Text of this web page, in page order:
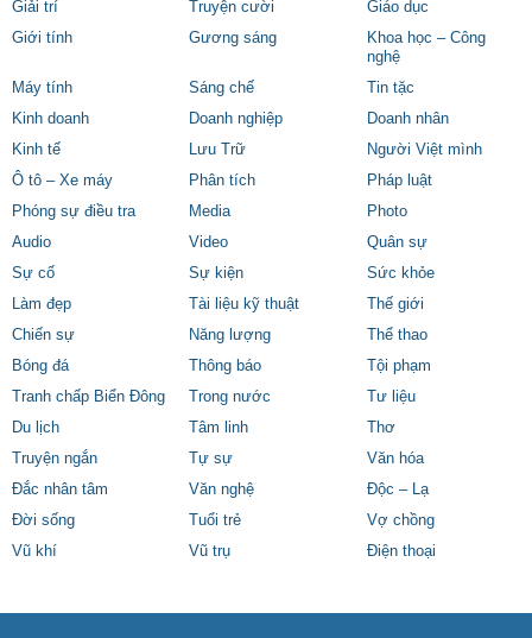
Giải trí
Truyện cười
Giáo dục
Giới tính
Gương sáng
Khoa học – Công
nghệ
Máy tính
Sáng chế
Tin tặc
Kinh doanh
Doanh nghiệp
Doanh nhân
Kinh tế
Lưu Trữ
Người Việt mình
Ô tô – Xe máy
Phân tích
Pháp luật
Phóng sự điều tra
Media
Photo
Audio
Video
Quân sự
Sự cố
Sự kiện
Sức khỏe
Làm đẹp
Tài liệu kỹ thuật
Thế giới
Chiến sự
Năng lượng
Thể thao
Bóng đá
Thông báo
Tội phạm
Tranh chấp Biển Đông
Trong nước
Tư liệu
Du lịch
Tâm linh
Thơ
Truyện ngắn
Tự sự
Văn hóa
Đắc nhân tâm
Văn nghệ
Độc – Lạ
Đời sống
Tuổi trẻ
Vợ chồng
Vũ khí
Vũ trụ Điện thoại